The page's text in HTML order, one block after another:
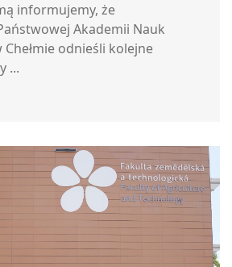
informujemy, że
Akademii Nauk
odnieśli kolejne
...